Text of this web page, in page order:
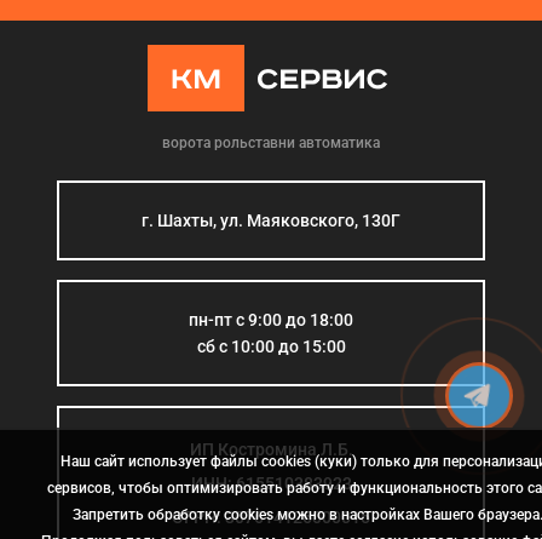
ворота рольставни автоматика
г. Шахты, ул. Маяковского, 130Г
пн-пт с 9:00 до 18:00
сб с 10:00 до 15:00
ИП Костромина Л.Б.
ИНН: 615510383923
ОГРН: 307614126000015
Наш сайт использует файлы cookies (куки) только для
сервисов, чтобы оптимизировать работу и функциональность этого
Запретить обработку cookies можно в настройках Вашего браузера.